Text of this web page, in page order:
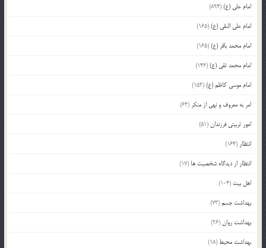
امام علی (ع)(894)
امام علی النقی (ع)(165)
امام محمد باقر (ع)(165)
امام محمد تقی (ع)(146)
امام موسی کاظم (ع)(152)
امر به معروف و نهی از منکر (63)
امور تربیتی فرزندان(51)
انتظار (164)
انتظار از دیدگاه شخصیت ها (17)
اهل بیت (104)
بهداشت جسم(73)
بهداشت روان(26)
بهداشت محیط (18)